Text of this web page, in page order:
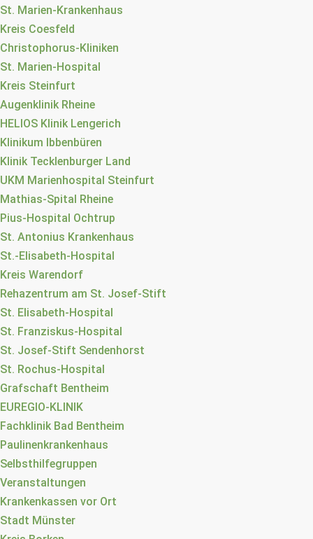
St. Marien-Krankenhaus
Kreis Coesfeld
Christophorus-Kliniken
St. Marien-Hospital
Kreis Steinfurt
Augenklinik Rheine
HELIOS Klinik Lengerich
Klinikum Ibbenbüren
Klinik Tecklenburger Land
UKM Marienhospital Steinfurt
Mathias-Spital Rheine
Pius-Hospital Ochtrup
St. Antonius Krankenhaus
St.-Elisabeth-Hospital
Kreis Warendorf
Rehazentrum am St. Josef-Stift
St. Elisabeth-Hospital
St. Franziskus-Hospital
St. Josef-Stift Sendenhorst
St. Rochus-Hospital
Grafschaft Bentheim
EUREGIO-KLINIK
Fachklinik Bad Bentheim
Paulinenkrankenhaus
Selbsthilfegruppen
Veranstaltungen
Krankenkassen vor Ort
Stadt Münster